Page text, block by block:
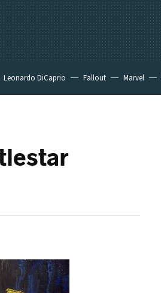
Leonardo DiCaprio Fallout Marvel